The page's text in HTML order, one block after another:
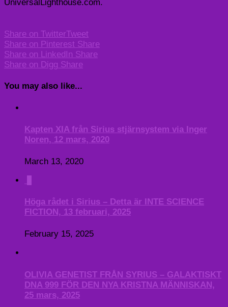
UniversalLighthouse.com.
Share on TwitterTweet
Share on Pinterest Share
Share on LinkedIn Share
Share on Digg Share
You may also like...
Kapten XIA från Sirius stjärnsystem via Inger
Noren, 12 mars, 2020
March 13, 2020
Höga rådet i Sirius – Detta är INTE SCIENCE
FICTION, 13 februari, 2025
February 15, 2025
OLIVIA GENETIST FRÅN SYRIUS – GALAKTISKT
DNA 999 FÖR DEN NYA KRISTNA MÄNNISKAN,
25 mars, 2025